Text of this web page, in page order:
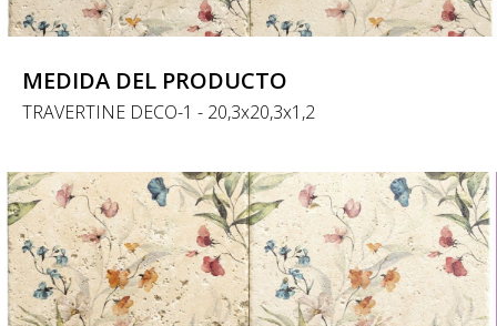
MEDIDA DEL PRODUCTO
TRAVERTINE DECO-1 - 20,3x20,3x1,2